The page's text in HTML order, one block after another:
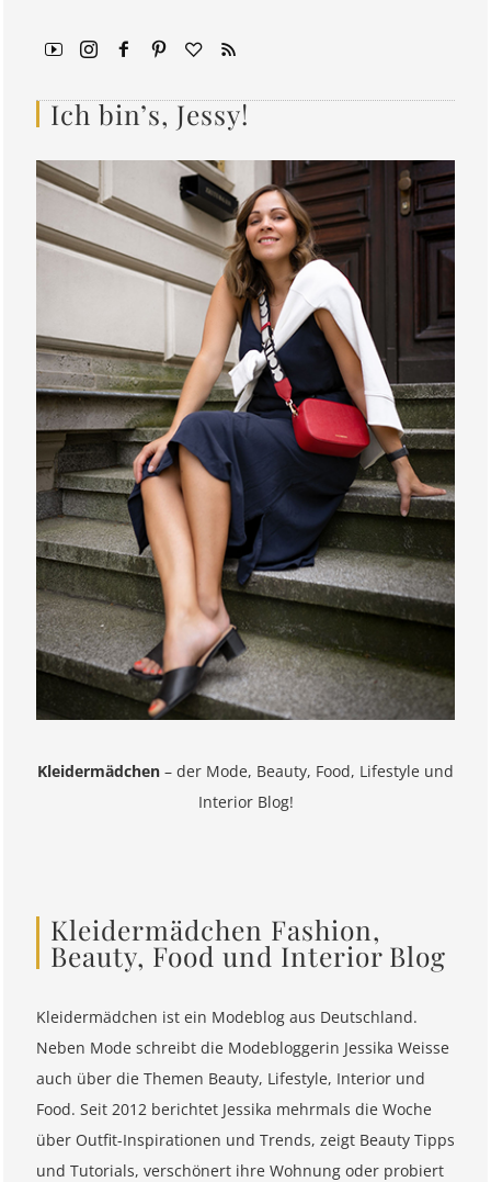
Ich bin’s, Jessy!
Kleidermädchen – der Mode, Beauty, Food, Lifestyle und
Interior Blog!
Kleidermädchen Fashion,
Beauty, Food und Interior Blog
Kleidermädchen ist ein Modeblog aus Deutschland.
Neben Mode schreibt die Modebloggerin Jessika Weisse
auch über die Themen Beauty, Lifestyle, Interior und
Food. Seit 2012 berichtet Jessika mehrmals die Woche
über Outfit-Inspirationen und Trends, zeigt Beauty Tipps
und Tutorials, verschönert ihre Wohnung oder probiert